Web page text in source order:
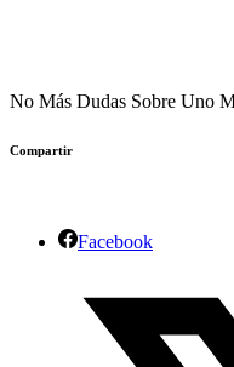
No Más Dudas Sobre Uno
Compartir
Facebook